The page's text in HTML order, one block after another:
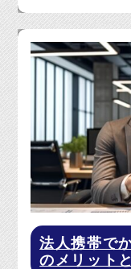
法人携帯で
のメリット